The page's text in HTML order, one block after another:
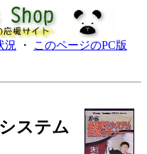
況 ・ このページのPC版
ステム